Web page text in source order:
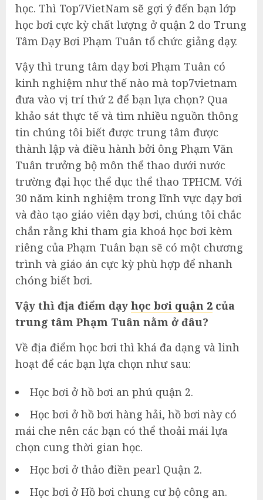
học. Thì Top7VietNam sẽ gợi ý đến bạn lớp
học bơi cực kỳ chất lượng ở quận 2 do Trung
Tâm Dạy Bơi Phạm Tuân tổ chức giảng dạy.
Vậy thì trung tâm dạy bơi Phạm Tuân có
kinh nghiệm như thế nào mà top7vietnam
đưa vào vị trí thứ 2 để bạn lựa chọn? Qua
khảo sát thực tế và tìm nhiều nguồn thông
tin chúng tôi biết được trung tâm được
thành lập và điều hành bởi ông Phạm Văn
Tuân trưởng bộ môn thể thao dưới nước
trường đại học thể dục thể thao TPHCM. Với
30 năm kinh nghiệm trong lĩnh vực dạy bơi
và đào tạo giáo viên dạy bơi, chúng tôi chắc
chắn rằng khi tham gia khoá học bơi kèm
riêng của Phạm Tuân bạn sẽ có một chương
trình và giáo án cực kỳ phù hợp để nhanh
chóng biết bơi.
Vậy thì địa điểm dạy học bơi quận 2 của
trung tâm Phạm Tuân nằm ở đâu?
Về địa điểm học bơi thì khá đa dạng và linh
hoạt để các bạn lựa chọn như sau:
Học bơi ở hồ bơi an phú quận 2.
Học bơi ở hồ bơi hàng hải, hồ bơi này có
mái che nên các bạn có thể thoải mái lựa
chọn cung thời gian học.
Học bơi ở thảo điền pearl Quận 2.
Học bơi ở Hồ bơi chung cư bộ công an.